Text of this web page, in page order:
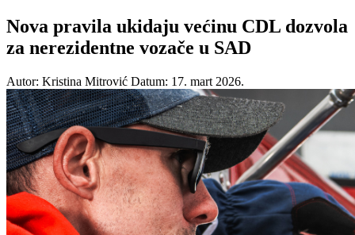
Nova pravila ukidaju većinu CDL dozvola
za nerezidentne vozače u SAD
Autor: Kristina Mitrović Datum: 17. mart 2026.